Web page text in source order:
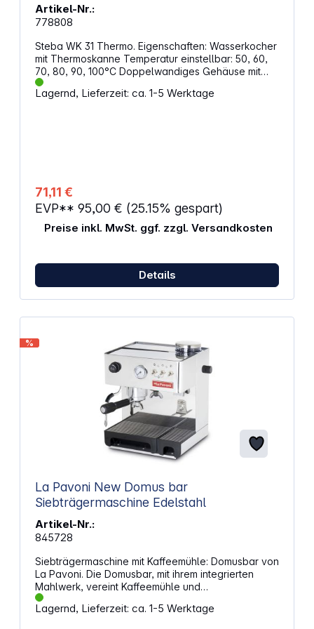
Artikel-Nr.:
778808
Steba WK 31 Thermo. Eigenschaften: Wasserkocher
mit Thermoskanne Temperatur einstellbar: 50, 60,
70, 80, 90, 100°C Doppelwandiges Gehäuse mit
Thermofunktion für ein langes Warmhalten 1,5 l
Fassungsvermögen 360° Sockel mit
Lagernd, Lieferzeit: ca. 1-5 Werktage
71,11 €
EVP** 95,00 € (25.15% gespart)
Preise inkl. MwSt. ggf. zzgl. Versandkosten
Details
%
La Pavoni New Domus bar
Siebträgermaschine Edelstahl
Artikel-Nr.:
845728
Siebträgermaschine mit Kaffeemühle: Domusbar von
La Pavoni. Die Domusbar, mit ihrem integrierten
Mahlwerk, vereint Kaffeemühle und
Siebträgermaschine in einem Gerät – der Inbegriff
von Komfort. Ihr kompaktes Design macht sie für
Lagernd, Lieferzeit: ca. 1-5 Werktage